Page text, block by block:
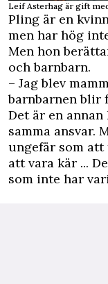
Leif Asterhag är gift
Pling är en
men har hög
Men hon
och barnbarn.
– Jag blev
barnbarnen blir
Det är en
samma ansvar.
ungefär som
att vara kär ...
som inte har